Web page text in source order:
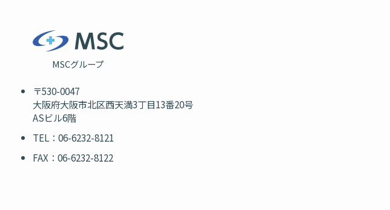
MSCグループ
〒530-0047
大阪府大阪市北区西天満3丁目13番20号
ASビル6階
TEL：06-6232-8121
FAX：06-6232-8122